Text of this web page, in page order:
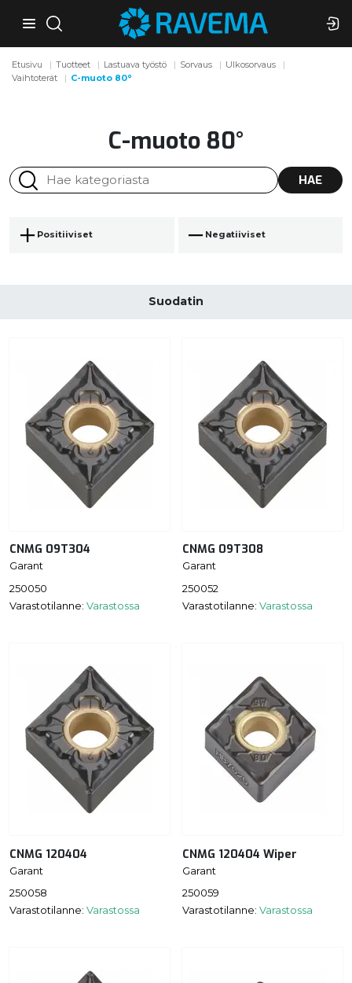
Etusivu Tuotteet Lastuava työstö Sorvaus
Ulkosorvaus
Vaihtoterät
C-muoto 80°
C-muoto 80°
HAE
Positiiviset Negatiiviset
Suodatin
CNMG 09T304
Garant
250050
Varastotilanne: Varastossa
CNMG 09T308
Garant
250052
Varastotilanne: Varastossa
CNMG 120404
Garant
250058
Varastotilanne: Varastossa
CNMG 120404 Wiper
Garant
250059
Varastotilanne: Varastossa